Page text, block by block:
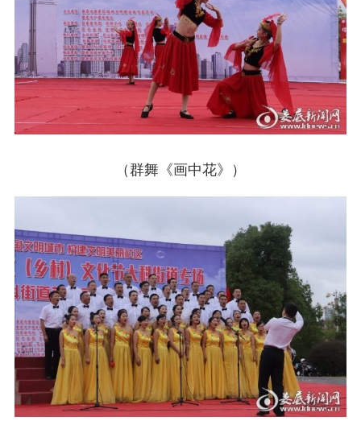
（群舞《画中花》）